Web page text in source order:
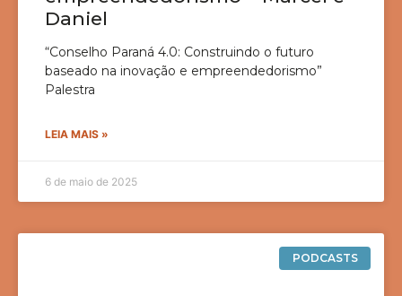
Daniel
“Conselho Paraná 4.0: Construindo o futuro
baseado na inovação e empreendedorismo”
Palestra
LEIA MAIS »
6 de maio de 2025
PODCASTS